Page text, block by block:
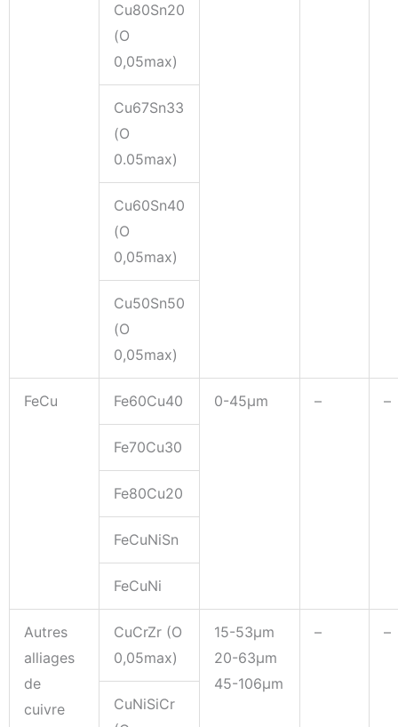
Cu80Sn20
(O
0,05max)
Cu67Sn33
(O
0.05max)
Cu60Sn40
(O
0,05max)
Cu50Sn50
(O
0,05max)
FeCu Fe60Cu40 0-45μm – –
Fe70Cu30
Fe80Cu20
FeCuNiSn
FeCuNi
Autres
alliages
de
cuivre
CuCrZr (O
0,05max)
15-53μm
20-63μm
45-106μm
– –
CuNiSiCr